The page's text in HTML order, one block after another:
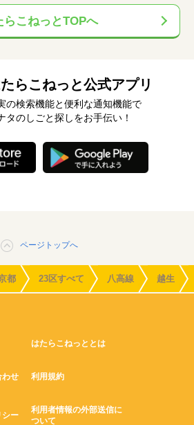
らこねっとTOPへ
らこねっと公式アプリ
の検索機能と便利な通知機能で
タのしごと探しをお手伝い！
ページトップへ
都 23区すべて 八高線 越生
はたらこねっととは
わせ 利用規約
シー
利用者情報の外部送信に
ついて